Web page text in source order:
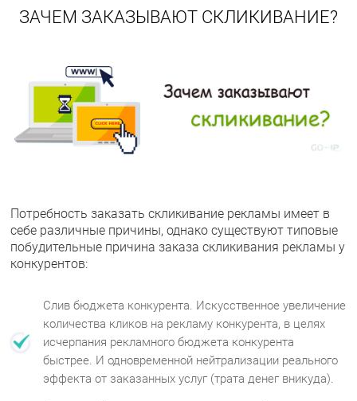
ЗАЧЕМ ЗАКАЗЫВАЮТ СКЛИКИВАНИЕ?
Потребность заказать скликивание рекламы имеет в
себе различные причины, однако существуют типовые
побудительные причина заказа скликивания рекламы у
конкурентов:
Слив бюджета конкурента. Искусственное увеличение
количества кликов на рекламу конкурента, в целях
исчерпания рекламного бюджета конкурента
быстрее. И одновременной нейтрализации реального
эффекта от заказанных услуг (трата денег вникуда).